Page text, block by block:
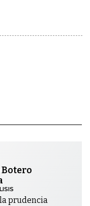
prudencia